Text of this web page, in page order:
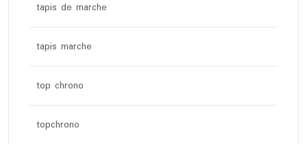
tapis de marche
tapis marche
top chrono
topchrono